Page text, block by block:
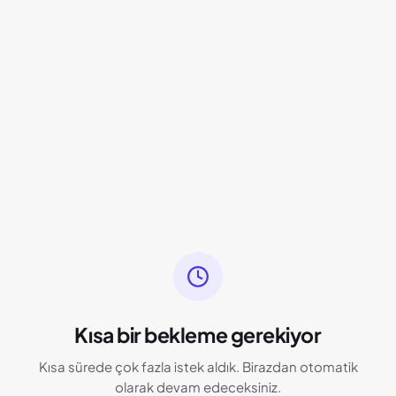
Kısa bir bekleme gerekiyor
Kısa sürede çok fazla istek aldık. Birazdan otomatik
olarak devam edeceksiniz.